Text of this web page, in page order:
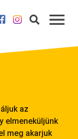
az
elmeneküljünk
meg akarjuk